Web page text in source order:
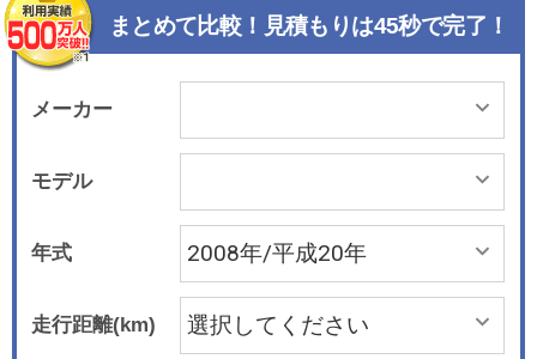
で、206kW（280ps）/430（43.8kgm）N・mの
パワー＆トルクも変わらない。平成17年基準排出
ガス75％低減レベルも達成している。これにNAV
I・AI-シフト付きの電子制御6速AT＆シーケンシャ
ルシフトマチックが組み合わされたのが今回の変
更点。テレマティクスサービスのG-Link(当初3年
間無料)は標準で装備される。能動的安全装備はA
BS、ブレーキアシスト、VSC、TRC、インテリ
ジェントAFSなどが標準。デュアルSRSエアバッ
グ、サイドエアバッグなども標準だ。2006年7月
にはETCやニーエアバッグを標準装備して利便性
まとめて比較！見積もりは45秒で完了！
メーカー
モデル
年式
走行距離(km)